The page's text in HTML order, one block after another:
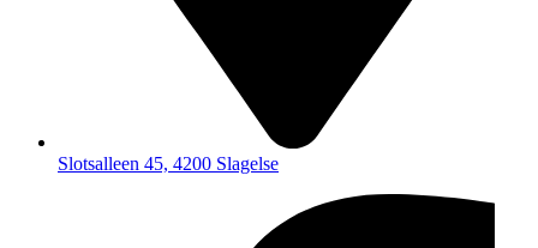
Slotsalleen 45, 4200 Slagelse